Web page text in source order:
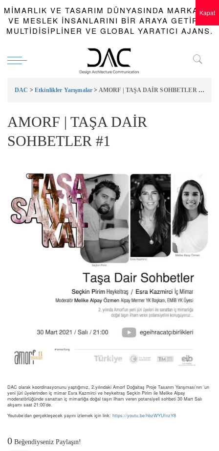
MIMARLIK VE TASARIM DÜNYASINDA MARKALAR
VE MESLEK INSANLARINI BIR ARAYA GETIREN
MULTIDISIPLINER VE GLOBAL YARATICI AJANS.
DAC > Etkinlikler Yarışmalar > AMORF | TAŞA DAİR SOHBETLER #1
AMORF | TAŞA DAİR
SOHBETLER #1
DAC olarak koordinasyonunu yaptığımız, 2.yılındaki Amorf Doğaltaş Proje Tasarım Yarışması’nın ’un
yeni jüri üyelerinden iç mimar Esra Kazmirci ve heykeltraş Seçkin Pirim ile Melike Alpay
moderatörlüğünde sanattan iç mimarlığa doğal taşın ilham veren potansiyeli sohbeti 30 Mart Salı
akşamı saat 21:00’de.
Youtube’dan gerçekleşecek yayını izlemek için link: https://youtu.be/hbzWYUfnzY8
0 Beğendiyseniz Paylaşın!
Kapat